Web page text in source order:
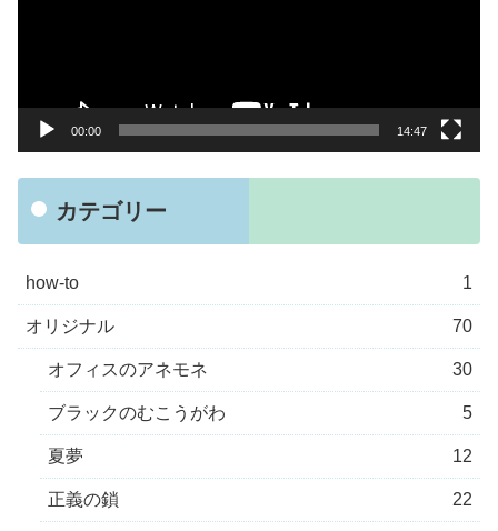
00:00 14:47
カテゴリー
how-to 1
オリジナル 70
オフィスのアネモネ 30
ブラックのむこうがわ 5
夏夢 12
正義の鎖 22